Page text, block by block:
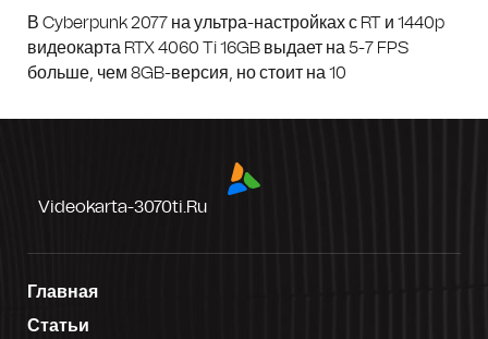
В Cyberpunk 2077 на ультра-настройках с RT и 1440p
видеокарта RTX 4060 Ti 16GB выдает на 5-7 FPS
больше, чем 8GB-версия, но стоит на 10
Videokarta-3070ti.ru
Главная
Статьи